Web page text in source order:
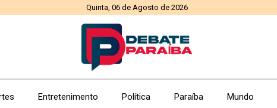
Quinta, 06 de Agosto de 2026
Entretenimento Política Paraíba Mundo